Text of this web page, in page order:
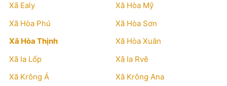
Xã Ealy
Xã Hòa Mỹ
Xã Hòa Phú
Xã Hòa Sơn
Xã Hòa Thịnh
Xã Hòa Xuân
Xã Ia Lốp
Xã Ia Rvê
Xã Krông Á
Xã Krông Ana